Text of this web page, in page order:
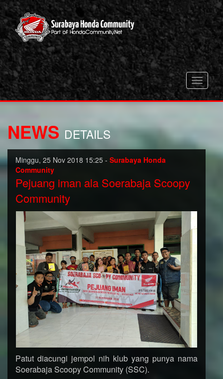
Toggle
NEWS DETAILS
Minggu, 25 Nov 2018 15:25 - Surabaya Honda
Community
Pejuang iman ala Soerabaja Scoopy
Community
Patut diacungi jempol nih klub yang punya nama
Soerabaja Scoopy Community (SSC).